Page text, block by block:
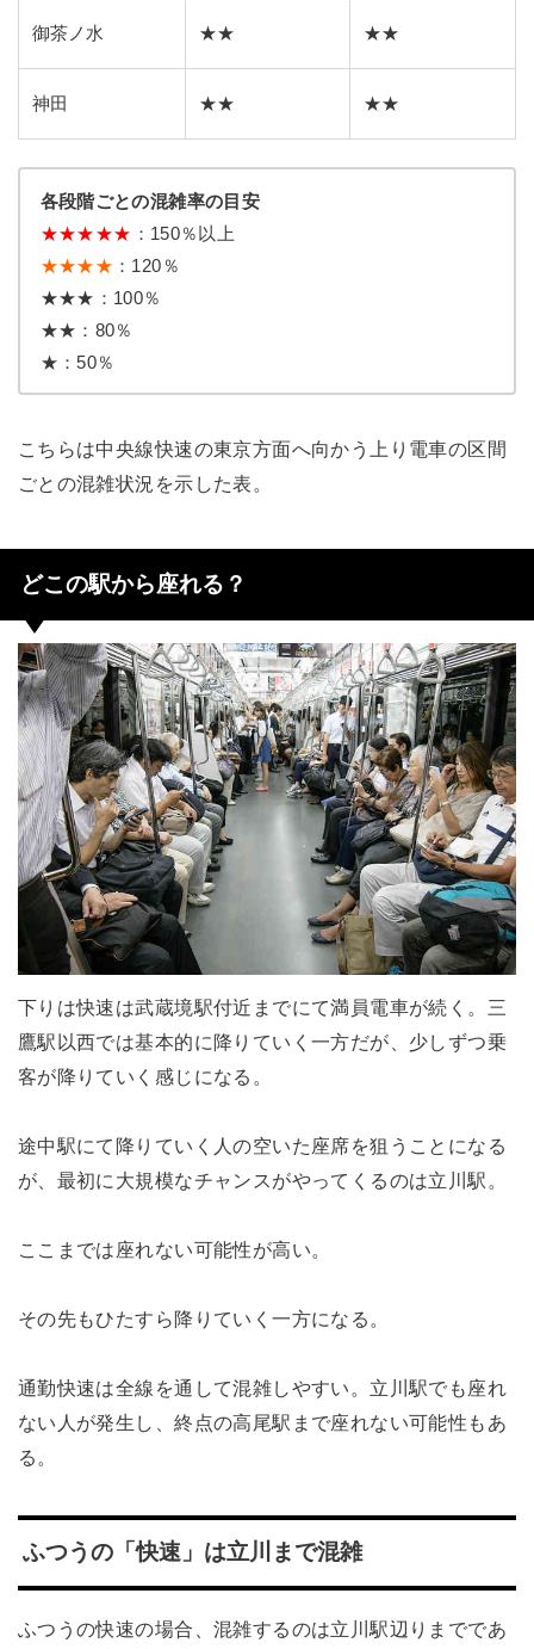
御茶ノ水 ★★ ★★
神田 ★★ ★★
各段階ごとの混雑率の目安
★★★★★ ：150％以上
★★★★ ：120％
★★★：100％
★★：80％
★：50％
こちらは中央線快速の東京方面へ向かう上り電車の区間
ごとの混雑状況を示した表。
どこの駅から座れる？
下りは快速は武蔵境駅付近までにて満員電車が続く。三
鷹駅以西では基本的に降りていく一方だが、少しずつ乗
客が降りていく感じになる。
途中駅にて降りていく人の空いた座席を狙うことになる
が、最初に大規模なチャンスがやってくるのは立川駅。
ここまでは座れない可能性が高い。
その先もひたすら降りていく一方になる。
通勤快速は全線を通して混雑しやすい。立川駅でも座れ
ない人が発生し、終点の高尾駅まで座れない可能性もあ
る。
ふつうの「快速」は立川まで混雑
ふつうの快速の場合、混雑するのは立川駅辺りまでであ